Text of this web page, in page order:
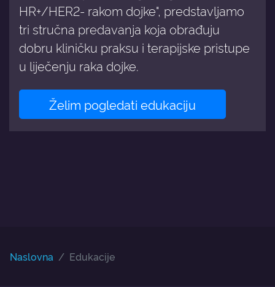
HR+/HER2- rakom dojke", predstavljamo
tri stručna predavanja koja obrađuju
dobru kliničku praksu i terapijske pristupe
u liječenju raka dojke.
Želim pogledati edukaciju
Naslovna Edukacije